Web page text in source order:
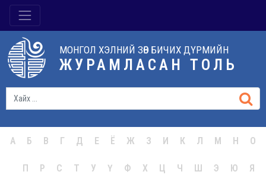
МОНГОЛ ХЭЛНИЙ ЗӨВ БИЧИХ ДҮРМИЙН
ЖУРАМЛАСАН ТОЛЬ
А Б В Г Д Е Ё Ж З И К Л М Н О
П Р С Т У Ү Ф Х Ц Ч Ш Э Ю Я